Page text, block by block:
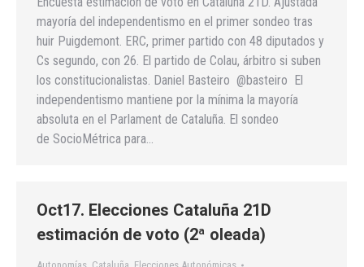
mayoría del independentismo en el primer sondeo tras
huir Puigdemont. ERC, primer partido con 48 diputados y
Cs segundo, con 26. El partido de Colau, árbitro si suben
los constitucionalistas. Daniel Basteiro @basteiro El
independentismo mantiene por la mínima la mayoría
absoluta en el Parlament de Cataluña. El sondeo
de SocioMétrica para…
Oct17. Elecciones Cataluña 21D
estimación de voto (2ª oleada)